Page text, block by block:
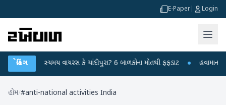
E-Paper Login
બ્રેકિંગરહસ્યમય વાયરસ કે ચાંદીપુરા? 6 બાળકોના મોતથી ફફડાટ ● હવામાન
હોમ/#anti-national activities India